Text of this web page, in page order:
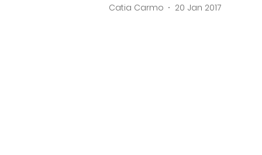
Catia Carmo 20 Jan 2017